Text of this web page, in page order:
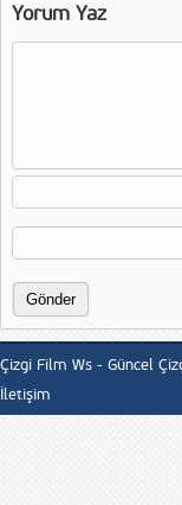
Yorum Yaz
Çizgi Film Ws - Güncel
İletişim